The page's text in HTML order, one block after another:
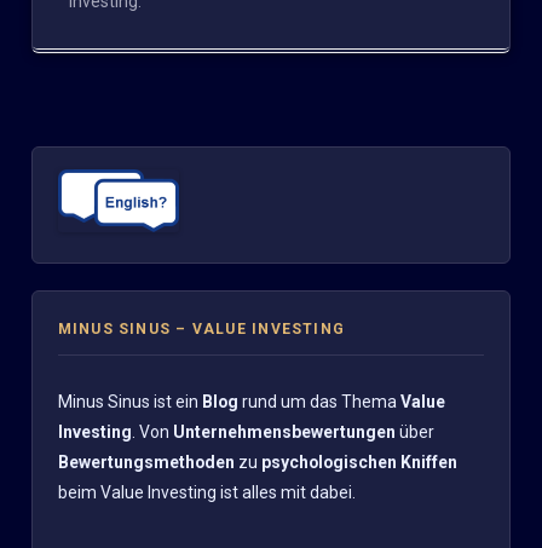
MINUS SINUS – VALUE INVESTING
Minus Sinus ist ein Blog rund um das Thema Value
Investing . Von Unternehmensbewertungen über
Bewertungsmethoden zu psychologischen Kniffen
beim Value Investing ist alles mit dabei.